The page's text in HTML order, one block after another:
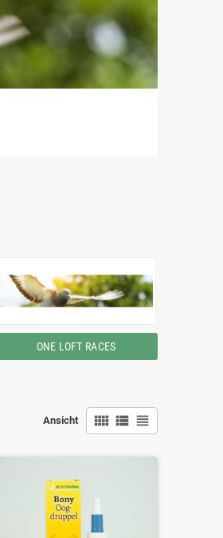
ONE LOFT RACES
Ansicht view_comfy view_list view_headline